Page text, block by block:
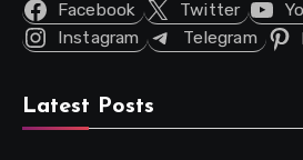
Facebook Twitter
Instagram
Telegram
Latest Posts